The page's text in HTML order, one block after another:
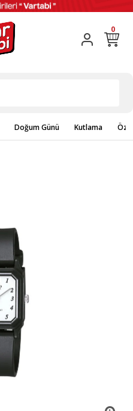
0
Doğum Günü Kutlama